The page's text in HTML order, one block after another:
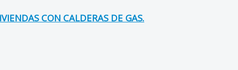
CON CALDERAS DE GAS.